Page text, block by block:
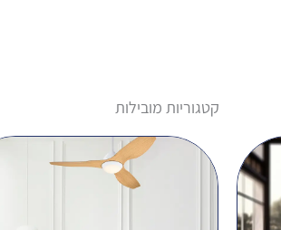
קטגוריות מובילות